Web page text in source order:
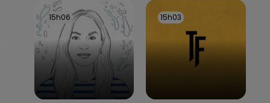
15h06
15h06 15h03
15h03